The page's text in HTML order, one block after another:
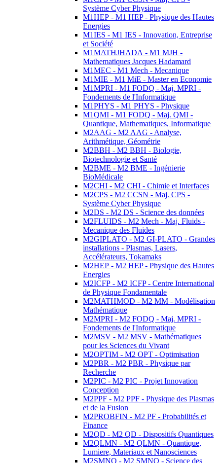
Système Cyber Physique
M1HEP - M1 HEP - Physique des Hautes
Energies
M1IES - M1 IES - Innovation, Entreprise
et Société
M1MATHJHADA - M1 MJH -
Mathematiques Jacques Hadamard
M1MEC - M1 Mech - Mecanique
M1MIE - M1 MiE - Master en Economie
M1MPRI - M1 FODQ - Maj. MPRI -
Fondements de l'Informatique
M1PHYS - M1 PHYS - Physique
M1QMI - M1 FODQ - Maj. QMI -
Quantique, Mathematiques, Informatique
M2AAG - M2 AAG - Analyse,
Arithmétique, Géométrie
M2BBH - M2 BBH - Biologie,
Biotechnologie et Santé
M2BME - M2 BME - Ingénierie
BioMédicale
M2CHI - M2 CHI - Chimie et Interfaces
M2CPS - M2 CCSN - Maj. CPS -
Système Cyber Physique
M2DS - M2 DS - Science des données
M2FLUIDS - M2 Mech - Maj. Fluids -
Mecanique des Fluides
M2GIPLATO - M2 GI-PLATO - Grandes
installations - Plasmas, Lasers,
Accélérateurs, Tokamaks
M2HEP - M2 HEP - Physique des Hautes
Energies
M2ICFP - M2 ICFP - Centre International
de Physique Fondamentale
M2MATHMOD - M2 MM - Modélisation
Mathématique
M2MPRI - M2 FODQ - Maj. MPRI -
Fondements de l'Informatique
M2MSV - M2 MSV - Mathématiques
pour les Sciences du Vivant
M2OPTIM - M2 OPT - Optimisation
M2PBR - M2 PBR - Physique par
Recherche
M2PIC - M2 PIC - Projet Innovation
Conception
M2PPF - M2 PPF - Physique des Plasmas
et de la Fusion
M2PROBFIN - M2 PF - Probabilités et
Finance
M2QD - M2 QD - Dispositifs Quantiques
M2QLMN - M2 QLMN - Quantique,
Lumiere, Materiaux et Nanosciences
M2SMNO - M2 SMNO - Science des